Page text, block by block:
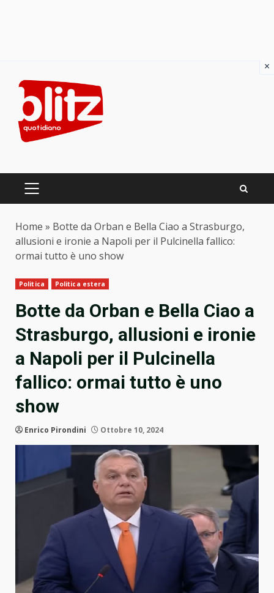
content
PRIMARY
Home » Botte da Orban e Bella Ciao a Strasburgo,
allusioni e ironie a Napoli per il Pulcinella fallico:
ormai tutto è uno show
Politica Politica estera
Botte da Orban e Bella Ciao a
Strasburgo, allusioni e ironie
a Napoli per il Pulcinella
fallico: ormai tutto è uno
show
Enrico Pirondini Ottobre 10, 2024
×